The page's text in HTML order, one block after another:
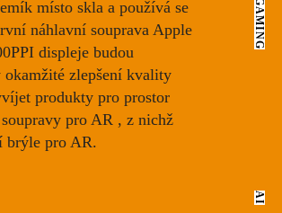
místo skla a používá se
náhlavní souprava Apple
displeje budou
okamžité zlepšení kvality
produkty pro prostor
pro AR , z nichž
brýle pro AR.
GAMING
AI